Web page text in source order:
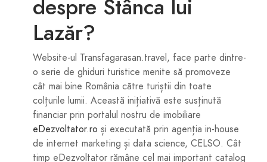
despre Stânca lui
Lazăr?
Website-ul Transfagarasan.travel, face parte dintre-
o serie de ghiduri turistice menite să promoveze
cât mai bine România către turiștii din toate
colțurile lumii. Această inițiativă este susținută
financiar prin portalul nostru de imobiliare
eDezvoltator.ro și executată prin agenția in-house
de internet marketing și data science, CELSO. Cât
timp eDezvoltator rămâne cel mai important catalog